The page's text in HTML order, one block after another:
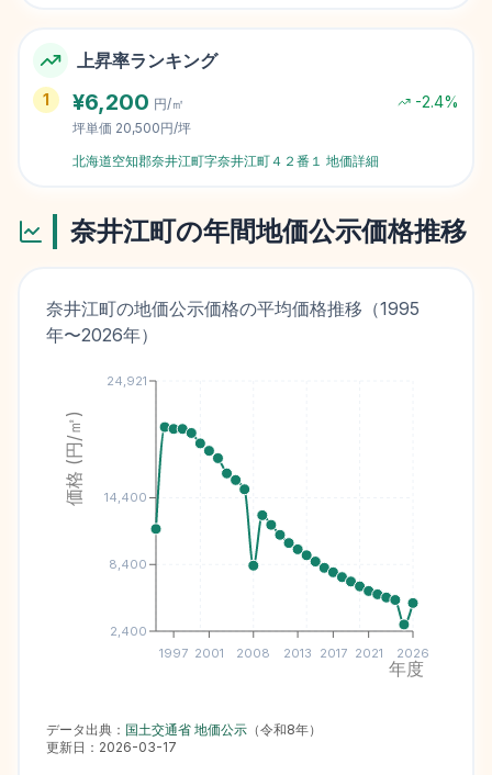
上昇率ランキング
1 ¥6,200 円/㎡ -2.4%
坪単価 20,500円/坪
北海道空知郡奈井江町字奈井江町４２番１ 地価詳細
奈井江町の年間地価公示価格推移
奈井江町の地価公示価格の平均価格推移（1995
年〜2026年）
1997 2001 2008 2013 2017 2021 2026
年度
2,400
8,400
14,400
24,921
価格 (円/㎡)
データ出典： 国土交通省 地価公示 （令和8年）
更新日： 2026-03-17